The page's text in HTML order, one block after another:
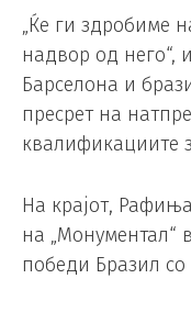
„Ќе ги здробиме
надвор од него“,
Барселона и
пресрет на
квалификациите
На крајот,
на „Монументал“
победи Бразил со